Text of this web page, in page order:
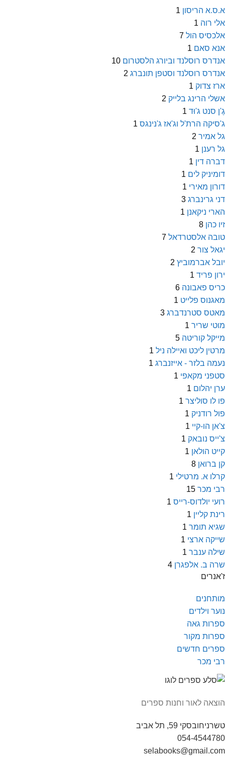
א.ס.א הריסון 1
אלי רוה 1
אלכסיס הול 7
אנא סאם 1
אנדרס רוסלנד וביורג הלסטרום 10
אנדרס רוסלנד וסטפן תונברג 2
ארז צדוק 1
אשלי הרינג בלייק 2
גֶ'ן סנט ג'וּד 1
ג'סיקה הרת'ל וג'אז ג'נינגס 1
גל אמיר 2
גל רענן 1
דברה דין 1
דומיניק לים 1
דורון מאירי 1
דני גרינברג 3
הארי ניקאנן 1
זיו כהן 8
טובה אלסטרדאל 7
יגאל צור 2
יובל אברמוביץ 2
ירון פריד 1
כריס פאבונה 6
מאגנוס פלייט 1
מאטס סטרנדברג 3
מוטי שריר 1
מייקל קוריטה 5
מרטין ליכט ואיילה ניל 1
נעמה בלזר - אייזנברג 1
סטפני מקאפי 1
ערן יהלום 1
פו לו סוליצר 1
פול רודניק 1
צ'אן הו-קיי 1
צ'ייס נובאק 1
קייט הולאן 1
קן ברואן 8
קרלו א. מרטילי 1
רבי מכר 15
רועי יולדוס-רייס 1
רינת קליין 1
שגיא תומר 1
שייקה ארצי 1
שילה ענבר 1
שרה ב. אלפגרן 4
ז'אנרים
מותחנים
נוער וילדים
ספרות גאה
ספרות מקור
ספרים חדשים
רבי מכר
הוצאה לאור וחנות ספרים
טשרניחובסקי 59, תל אביב
054-4544780
selabooks@gmail.com